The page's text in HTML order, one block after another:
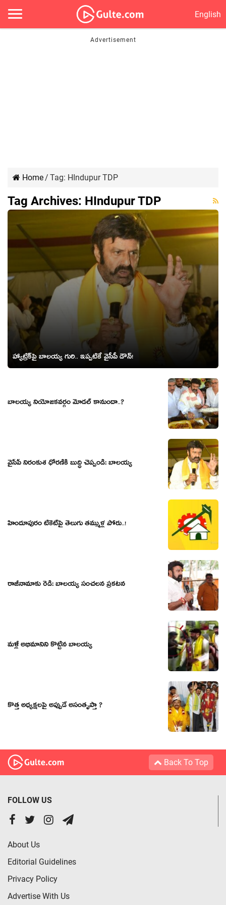
English
Home/ Tag: HIndupur TDP
Tag Archives: HIndupur TDP
హ్యాట్రిక్‌పై బాల‌య్య గురి.. ఇప్ప‌టికే వైసీపీ డౌన్‌!
బాల‌య్య నియోజ‌క‌వ‌ర్గం మోడ‌ల్ కానుందా..?
వైసీపీ నిరంకుశ ధోర‌ణికి బుద్ధి చెప్పండి: బాల‌య్య‌
హిందూపురం టికెట్‌పై తెలుగు త‌మ్ముళ్ల పోరు..!
రాజీనామాకు రెడీ: బాల‌య్య సంచ‌ల‌న ప్ర‌క‌ట‌న‌
మళ్లీ అభిమానిని కొట్టిన బాలయ్య
కొత్త అధ్యక్షలపై అప్పుడే అసంతృప్తా ?
Back To Top
FOLLOW US
About Us
Editorial Guidelines
Privacy Policy
Advertise With Us